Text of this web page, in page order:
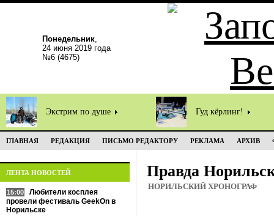
Понедельник,
24 июня 2019 года
№6 (4675)
Экстрим по душе Гуд кёрлинг!
ГЛАВНАЯ РЕДАКЦИЯ ПИСЬМО РЕДАКТОРУ РЕКЛАМА АРХИВ
ЛЕНТА НОВОСТЕЙ
15:00
Любители косплея
провели фестиваль GeekOn в
Норильске
Правда
НОРИЛЬСКИЙ ХРОНОГРАФ